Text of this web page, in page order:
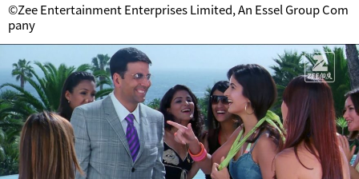
©Zee Entertainment Enterprises Limited, An Essel Group Com
pany